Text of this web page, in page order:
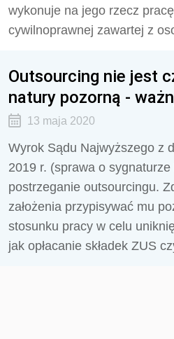
wykonuje na jego rzecz
cywilnoprawnej zawartej z
Outsourcing nie jest
natury pozorną -
13 maja 2020
Wyrok Sądu Najwyższego z
2019 r. (sprawa o
postrzeganie outsourcingu.
założenia przypisywać mu
stosunku pracy w celu
jak opłacanie składek ZUS